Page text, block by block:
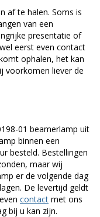
af te halen. Soms is
van een
presentatie of
eerst even contact
ophalen, het kan
voorkomen liever de
01 beamerlamp uit
binnen een
besteld. Bestellingen
maar wij
er de volgende dag
De levertijd geldt
contact met ons
bij u kan zijn.